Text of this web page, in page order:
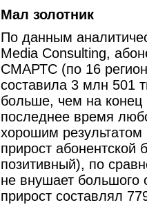
Мал золотник
По данным
Media Consulting,
СМАРТС (по 16
составила 3 млн 501
больше, чем на конец
последнее время
хорошим результатом
прирост
позитивный), по
не внушает
прирост составлял